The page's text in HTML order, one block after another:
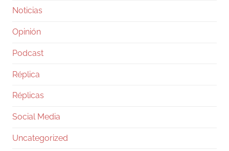
Noticias
Opinión
Podcast
Réplica
Réplicas
Social Media
Uncategorized